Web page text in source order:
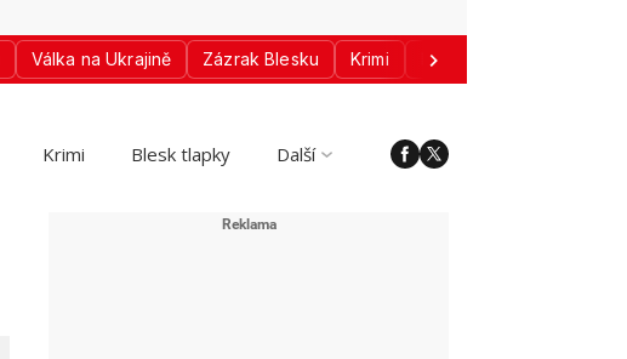
Válka na Ukrajině Zázrak Blesku Krimi Donald Trump
Krimi Blesk tlapky Další